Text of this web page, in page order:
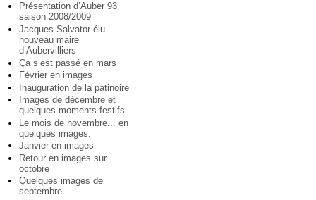
Présentation d’Auber 93
saison 2008/2009
Jacques Salvator élu
nouveau maire
d’Aubervilliers
Ça s’est passé en mars
Février en images
Inauguration de la patinoire
Images de décembre et
quelques moments festifs
Le mois de novembre... en
quelques images.
Janvier en images
Retour en images sur
octobre
Quelques images de
septembre